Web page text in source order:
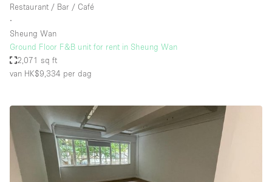
Restaurant / Bar / Café
∙
Sheung Wan
Ground Floor F&B unit for rent in Sheung Wan
2,071 sq ft
van HK$9,334 per dag